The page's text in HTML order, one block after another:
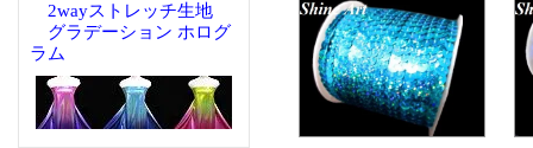
2wayストレッチ生地
グラデーション ホログ
ラム